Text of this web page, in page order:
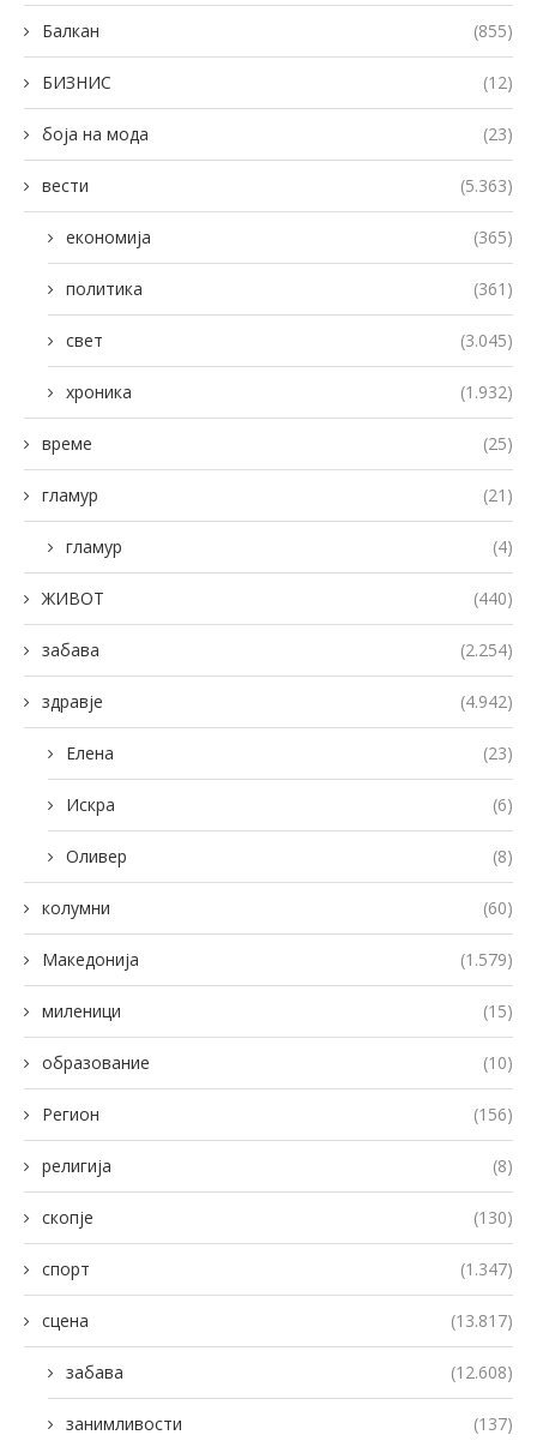
Балкан (855)
БИЗНИС (12)
боја на мода (23)
вести (5.363)
економија (365)
политика (361)
свет (3.045)
хроника (1.932)
време (25)
гламур (21)
гламур (4)
ЖИВОТ (440)
забава (2.254)
здравје (4.942)
Елена (23)
Искра (6)
Оливер (8)
колумни (60)
Македонија (1.579)
миленици (15)
образование (10)
Регион (156)
религија (8)
скопје (130)
спорт (1.347)
сцена (13.817)
забава (12.608)
занимливости (137)